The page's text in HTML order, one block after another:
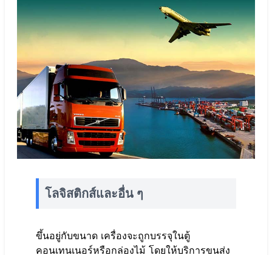
โลจิสติกส์และอื่น ๆ
ขึ้นอยู่กับขนาด เครื่องจะถูกบรรจุในตู้
คอนเทนเนอร์หรือกล่องไม้ โดยให้บริการขนส่ง